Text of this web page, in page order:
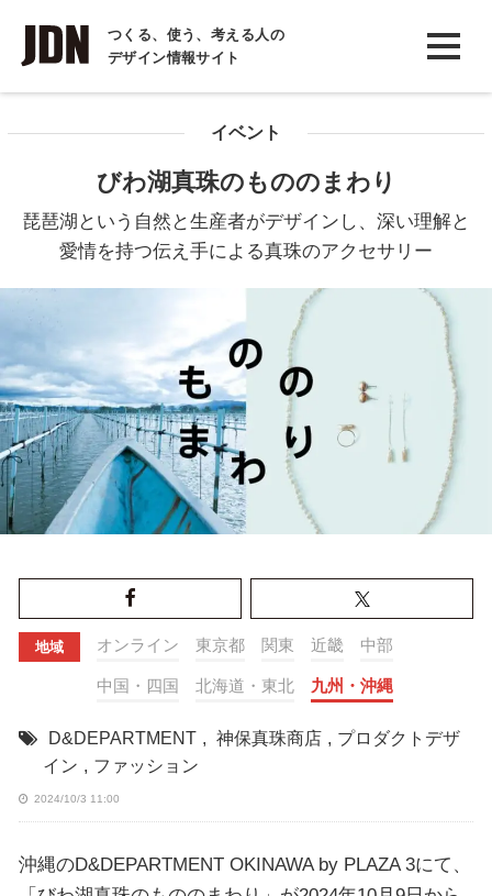
つくる、使う、考える人の
デザイン情報サイト
INTERVIEW
インタビュー
COLUMN
コラム
イベント
びわ湖真珠のもののまわり
琵琶湖という自然と生産者がデザインし、深い理解と
愛情を持つ伝え手による真珠のアクセサリー
地域 オンライン 東京都 関東 近畿 中部
中国・四国 北海道・東北 九州・沖縄
D&DEPARTMENT , 神保真珠商店 , プロダクトデザ
イン , ファッション
2024/10/3 11:00
沖縄のD&DEPARTMENT OKINAWA by PLAZA 3にて、